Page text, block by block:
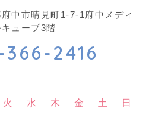
中市晴見町1-7-1府中メディ
キューブ3階
2416
火 水 木 金 土 日